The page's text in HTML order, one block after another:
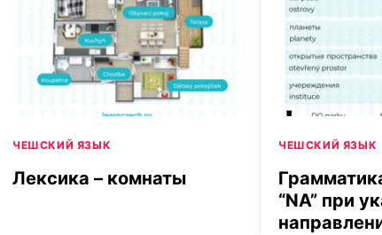
ЧЕШСКИЙ ЯЗЫК
Лексика – комнаты
ЧЕШСКИЙ ЯЗЫК
“NA” при